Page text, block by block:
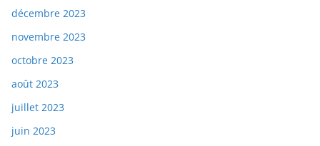
décembre 2023
novembre 2023
octobre 2023
août 2023
juillet 2023
juin 2023